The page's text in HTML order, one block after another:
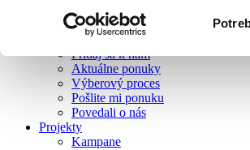
Zelený Martinus
Nerobíme rozdiely
Pridaj sa k nám
Aktuálne ponuky
Výberový proces
Pošlite mi ponuku
Povedali o nás
Projekty
Kampane